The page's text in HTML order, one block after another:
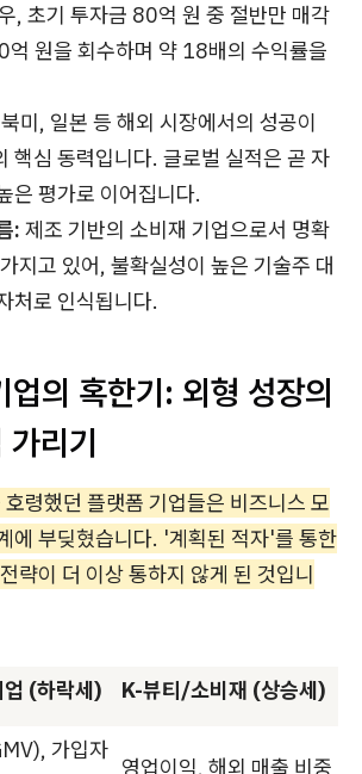
, 초기 투자금 80억 원 중 절반만 매각
원을 회수하며 약 18배의 수익률을
북미, 일본 등 해외 시장에서의 성공이
핵심 동력입니다. 글로벌 실적은 곧 자
은 평가로 이어집니다.
: 제조 기반의 소비재 기업으로서 명확
지고 있어, 불확실성이 높은 기술주 대
처로 인식됩니다.
의 혹한기: 외형 성장의
가리기
령했던 플랫폼 기업들은 비즈니스 모
에 부딪혔습니다. '계획된 적자'를 통한
략이 더 이상 통하지 않게 된 것입니
(하락세) K-뷰티/소비재 (상승세)
가입자
영업이익, 해외 매출 비중